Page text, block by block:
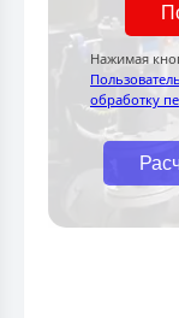
Нажимая
обработку